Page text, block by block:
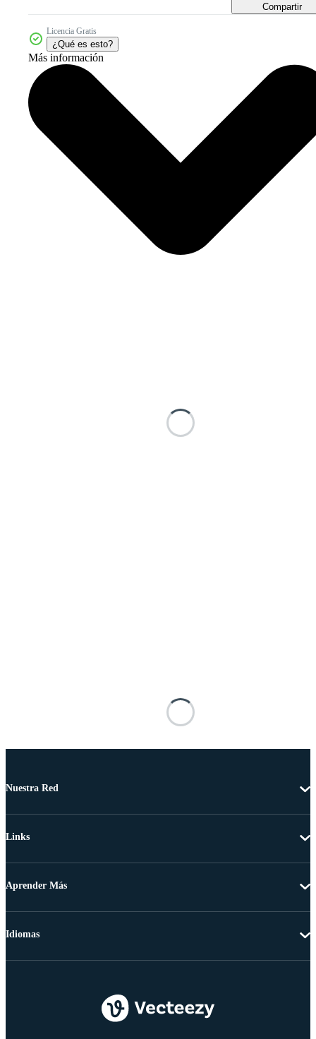
Compartir
Licencia Gratis
¿Qué es esto?
Más información
Nuestra Red
Links
Aprender Más
Idiomas